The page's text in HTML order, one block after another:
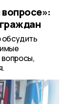
обсудить